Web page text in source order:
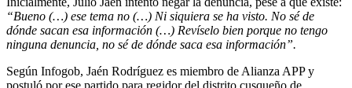
“Bueno (…) ese tema no (…) Ni siquiera se ha visto. No sé de
dónde sacan esa información (…) Revíselo bien porque no tengo
ninguna denuncia, no sé de dónde saca esa información”.
Según Infogob, Jaén Rodríguez es miembro de Alianza APP y
postuló por ese partido para regidor del distrito cusqueño de